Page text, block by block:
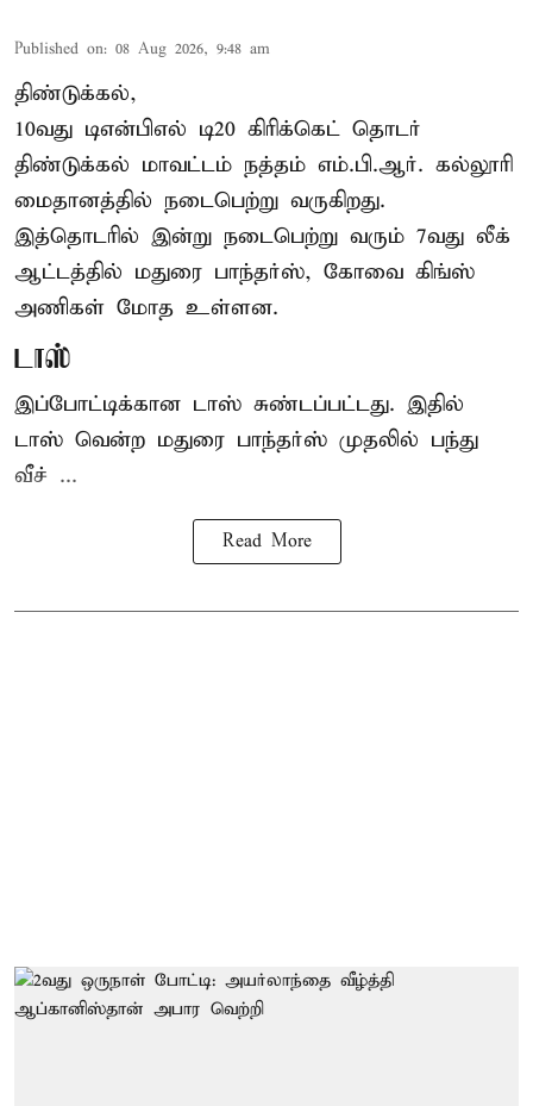
Published on: 08 Aug 2026, 9:48 am
திண்டுக்கல்,
10வது டிஎன்பிஎல் டி20 கிரிக்கெட் தொடர்
திண்டுக்கல் மாவட்டம் நத்தம் எம்.பி.ஆர். கல்லூரி
மைதானத்தில் நடைபெற்று வருகிறது.
இத்தொடரில் இன்று நடைபெற்று வரும் 7வது லீக்
ஆட்டத்தில் மதுரை பாந்தர்ஸ், கோவை கிங்ஸ்
அணிகள் மோத உள்ளன.
டாஸ்
இப்போட்டிக்கான டாஸ் சுண்டப்பட்டது. இதில்
டாஸ் வென்ற மதுரை பாந்தர்ஸ் முதலில் பந்து
வீச் ...
Read More